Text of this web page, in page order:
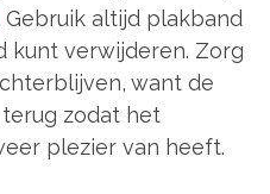
Gebruik altijd plakband
kunt verwijderen. Zorg
want de
zodat het
plezier van heeft.